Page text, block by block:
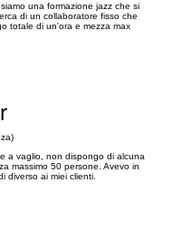
una formazione jazz che si
di un collaboratore fisso che
totale di un'ora e mezza max
a vaglio, non dispongo di alcuna
massimo 50 persone. Avevo in
diverso ai miei clienti.